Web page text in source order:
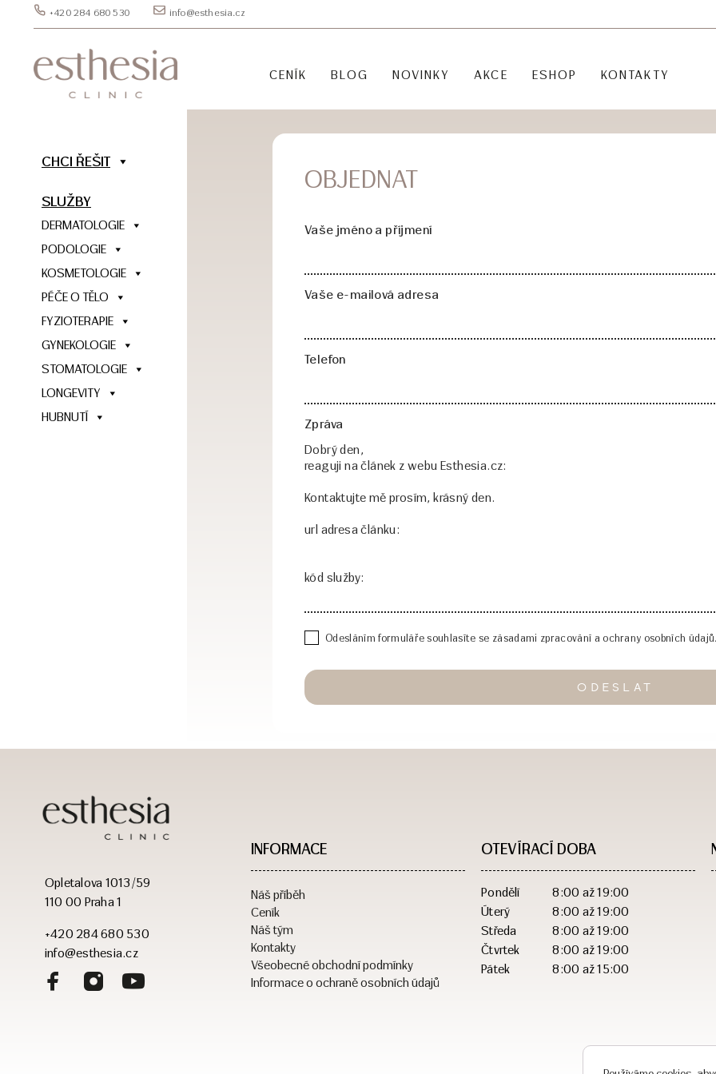
+420 284 680 530 info@esthesia.cz
CENÍK BLOG NOVINKY AKCE ESHOP KONTAKTY
CHCI ŘEŠIT
SLUŽBY
DERMATOLOGIE
PODOLOGIE
KOSMETOLOGIE
PÉČE O TĚLO
FYZIOTERAPIE
GYNEKOLOGIE
STOMATOLOGIE
LONGEVITY
HUBNUTÍ
OBJEDNAT
Vaše jméno a příjmení
Vaše e-mailová adresa
Telefon
Zpráva
Odesláním formuláře souhlasíte se zásadami zpracování a ochrany osobních
Opletalova 1013/59
110 00 Praha 1
+420 284 680 530
info@esthesia.cz
INFORMACE
Náš příběh
Ceník
Náš tým
Kontakty
Všeobecné obchodní podmínky
Informace o ochraně osobních údajů
OTEVÍRACÍ DOBA​
Pondělí
Úterý
Středa
Čtvrtek
Pátek
8:00 až 19:00
8:00 až 19:00
8:00 až 19:00
8:00 až 19:00
8:00 až 15:00